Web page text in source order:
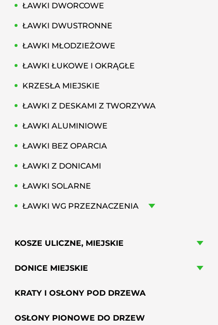
ŁAWKI DWORCOWE
ŁAWKI DWUSTRONNE
ŁAWKI MŁODZIEŻOWE
ŁAWKI ŁUKOWE I OKRĄGŁE
KRZESŁA MIEJSKIE
ŁAWKI Z DESKAMI Z TWORZYWA
ŁAWKI ALUMINIOWE
ŁAWKI BEZ OPARCIA
ŁAWKI Z DONICAMI
ŁAWKI SOLARNE
ŁAWKI WG PRZEZNACZENIA
KOSZE ULICZNE, MIEJSKIE
DONICE MIEJSKIE
KRATY I OSŁONY POD DRZEWA
OSŁONY PIONOWE DO DRZEW